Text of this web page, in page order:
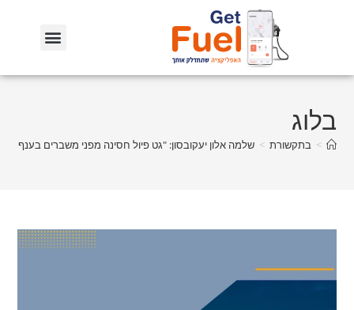
בלוג
> בתקשורת > שלמה אלון יעקובסון: "גט פיול חסינה מפני משברים בענף